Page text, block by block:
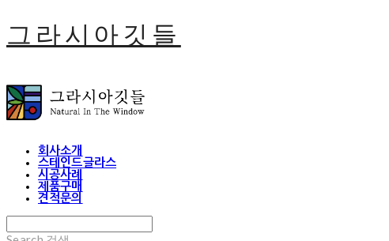
그라시아깃들
회사소개
스테인드글라스
시공사례
제품구매
견적문의